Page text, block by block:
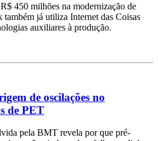
450 milhões na modernização de
também já utiliza Internet das Coisas
auxiliares à produção.
de oscilações no
de PET
pela BMT revela por que pré-